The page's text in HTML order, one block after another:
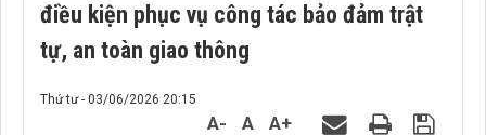
điều kiện phục vụ công tác bảo đảm trật
tự, an toàn giao thông
Thứ tư - 03/06/2026 20:15
A- A A+